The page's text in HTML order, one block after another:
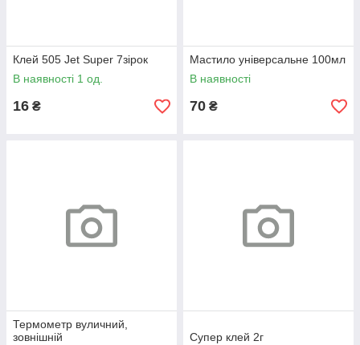
Клей 505 Jet Super 7зірок
В наявності 1 од.
16 ₴
Мастило універсальне 100мл
В наявності
70 ₴
Термометр вуличний,
зовнішній
Супер клей 2г